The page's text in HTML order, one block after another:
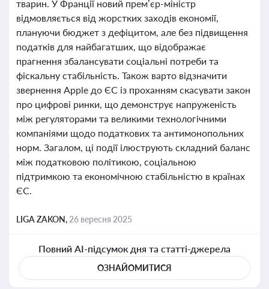
тварин. У Франції новий прем’єр-міністр
відмовляється від жорстких заходів економії,
плануючи бюджет з дефіцитом, але без підвищення
податків для найбагатших, що відображає
прагнення збалансувати соціальні потреби та
фіскальну стабільність. Також варто відзначити
звернення Apple до ЄС із проханням скасувати закон
про цифрові ринки, що демонструє напруженість
між регуляторами та великими технологічними
компаніями щодо податкових та антимонопольних
норм. Загалом, ці події ілюструють складний баланс
між податковою політикою, соціальною
підтримкою та економічною стабільністю в країнах
ЄС.
LIGA ZAKON, 26 вересня 2025
Повний AI-підсумок дня та статті-джерела
ОЗНАЙОМИТИСЯ